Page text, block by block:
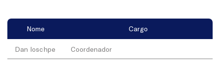
Nome Cargo
Dan Ioschpe Coordenador